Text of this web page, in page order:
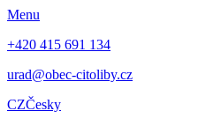
Menu
+420 415 691 134
urad@obec-citoliby.cz
CZČesky